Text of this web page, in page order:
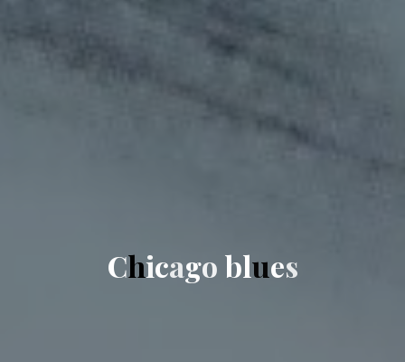
Chicago blues